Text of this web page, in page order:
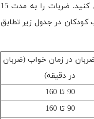
داخل مچ دست، در حالی که دست خمیده است یا کنار گردن قرار دارد، احساس کنید. ضربات را به مدت 15
قلب کودکان در جدول زیر تطابق
در زمان خواب (ضربان
در دقیقه)
90 تا 160
90 تا 160